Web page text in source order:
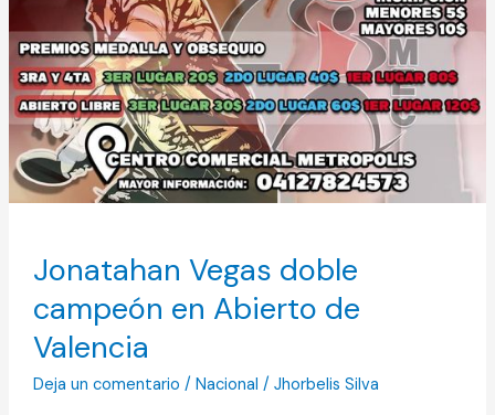
Jonatahan Vegas doble
campeón en Abierto de
Valencia
Deja un comentario / Nacional / Jhorbelis Silva